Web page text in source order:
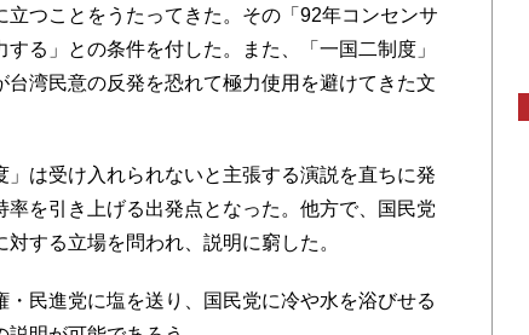
つことをうたってきた。その「92年コンセンサ
る」との条件を付した。また、「一国二制度」
湾民意の反発を恐れて極力使用を避けてきた文
は受け入れられないと主張する演説を直ちに発
を引き上げる出発点となった。他方で、国民党
する立場を問われ、説明に窮した。
民進党に塩を送り、国民党に冷や水を浴びせる